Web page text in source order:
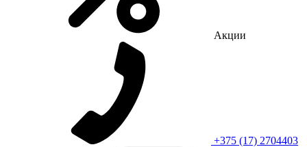
Акции
+375 (17) 2704403